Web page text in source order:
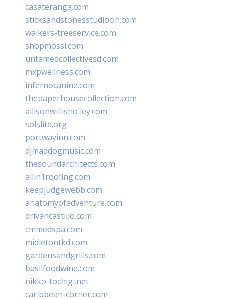
casateranga.com
sticksandstonesstudiooh.com
walkers-treeservice.com
shopmossi.com
untamedcollectivesd.com
mxpwellness.com
infernocanine.com
thepaperhousecollection.com
allisonwillisholley.com
solslite.org
portwayinn.com
djmaddogmusic.com
thesoundarchitects.com
allin1roofing.com
keepjudgewebb.com
anatomyofadventure.com
drivancastillo.com
cmmedspa.com
midletontkd.com
gardensandgrills.com
basilfoodwine.com
nikko-tochigi.net
caribbean-corner.com